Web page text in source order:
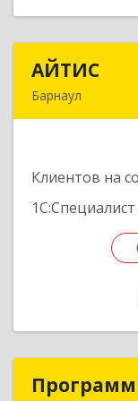
АЙТИС
Барнаул
Клиентов на
1С:Специалист